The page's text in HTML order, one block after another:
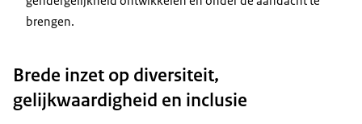
brengen.
Brede inzet op diversiteit,
gelijkwaardigheid en inclusie